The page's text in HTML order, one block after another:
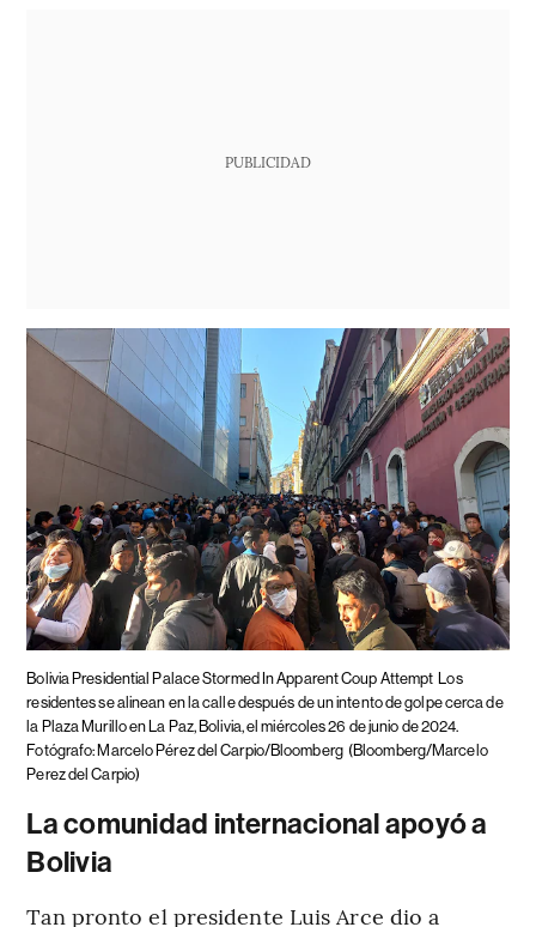
PUBLICIDAD
Bolivia Presidential Palace Stormed In Apparent Coup Attempt Los
residentes se alinean en la calle después de un intento de golpe cerca de
la Plaza Murillo en La Paz, Bolivia, el miércoles 26 de junio de 2024.
Fotógrafo: Marcelo Pérez del Carpio/Bloomberg (Bloomberg/Marcelo
Perez del Carpio)
La comunidad internacional apoyó a
Bolivia
Tan pronto el presidente Luis Arce dio a